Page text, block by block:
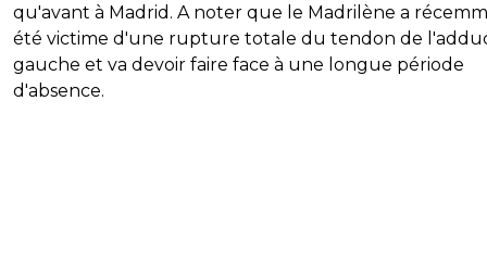
qu'avant à Madrid. A noter que le Madrilène a
été victime d'une rupture totale du tendon de
gauche et va devoir faire face à une longue période
d'absence.